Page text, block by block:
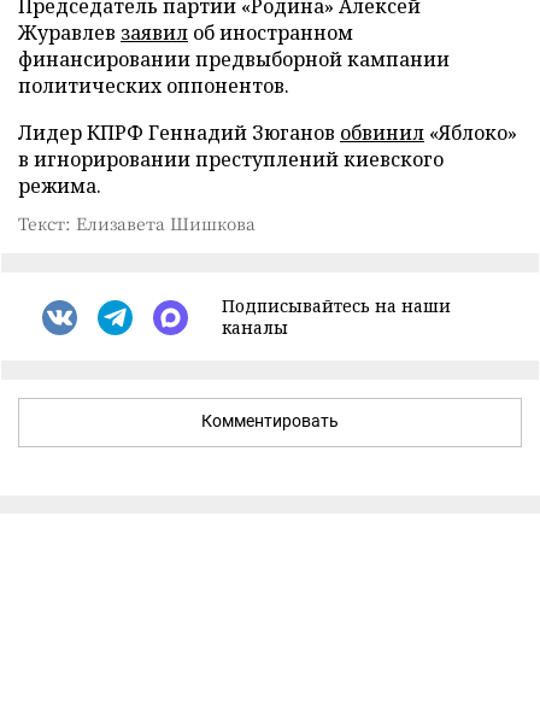
Председатель партии «Родина» Алексей
Журавлев заявил об иностранном
финансировании предвыборной кампании
политических оппонентов.
Лидер КПРФ Геннадий Зюганов обвинил «Яблоко»
в игнорировании преступлений киевского
режима.
Текст: Елизавета Шишкова
Подписывайтесь на наши
каналы
Комментировать